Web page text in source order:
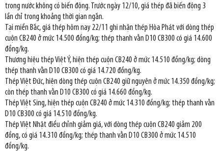
trong nước không có biến động. Trước ngày 12/10, giá thép đã biến động 3
lần chỉ trong khoảng thời gian ngắn.
Tại miền Bắc, giá thép hôm nay 22/11 ghi nhận thép Hòa Phát với dòng thép
cuộn CB240 ở mức 14.500 đồng/kg; thép thanh vằn D10 CB300 có giá 14.600
đồng/kg.
Thương hiệu thép Việt Ý, hiện thép cuộn CB240 ở mức 14.510 đồng/kg; dòng
thép thanh vằn D10 CB300 có giá 14.720 đồng/kg.
Thép Việt Đức, hiện dòng thép cuộn CB240 giữ nguyên ở mức 14.350 đồng/kg;
còn thép thanh vằn D10 CB300 có giá 14.660 đồng/kg.
Thép Việt Sing, hiện thép cuộn CB240 ở mức 14.310 đồng/kg; thép thanh vằn
D10 CB300 có giá 14.510 đồng/kg.
Thép Việt Nhật điều chỉnh giảm giá, với dòng thép cuộn CB240 giảm 200
đồng, có giá 14.310 đồng/kg; thép thanh vằn D10 CB300 ở mức 14.510
đồng/kg.